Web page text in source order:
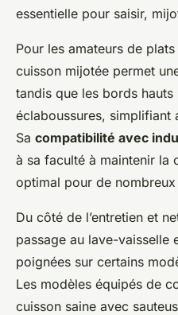
essentielle pour saisir,
Pour les amateurs de
cuisson mijotée permet
tandis que les bords hauts
éclaboussures, simplifiant
Sa compatibilité avec
à sa faculté à maintenir la
optimal pour de
Du côté de l’entretien et
passage au lave-vaisselle
poignées sur certains
Les modèles équipés de
cuisson saine avec